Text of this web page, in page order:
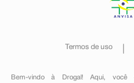
Termos de uso
Bem-vindo à Drogal! Aqui, você